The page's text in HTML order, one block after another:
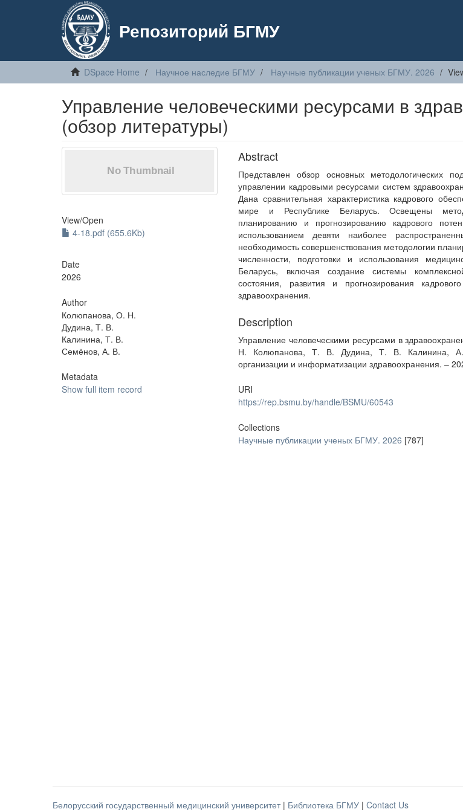
Репозиторий БГМУ
DSpace Home Научное наследие БГМУ Научные публикации ученых БГМУ. 2026
Управление человеческими ресурсами в
(обзор литературы)
View/Open
4-18.pdf (655.6Kb)
Date
2026
Author
Колюпанова, О. Н.
Дудина, Т. В.
Калинина, Т. В.
Семёнов, А. В.
Metadata
Show full item record
Abstract
Представлен обзор основных методологических
управлении кадровыми ресурсами систем
Дана сравнительная характеристика кадрового
мире и Республике Беларусь. Освещены
планированию и прогнозированию кадрового
использованием девяти наиболее
необходимость совершенствования методологии
численности, подготовки и использования
Беларусь, включая создание системы
состояния, развития и прогнозирования
здравоохранения.
Description
Управление человеческими ресурсами в
Н. Колюпанова, Т. В. Дудина, Т. В. Калинина,
организации и информатизации здравоохранения. –
URI
https://rep.bsmu.by/handle/BSMU/60543
Collections
Научные публикации ученых БГМУ. 2026 [787]
Белорусский государственный медицинский университет | Библиотека БГМУ | Contact Us